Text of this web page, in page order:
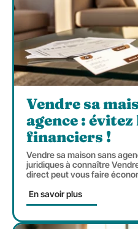
Vendre sa
agence : évitez
financiers !
Vendre sa maison sans
juridiques à connaître
direct peut vous faire
En savoir plus